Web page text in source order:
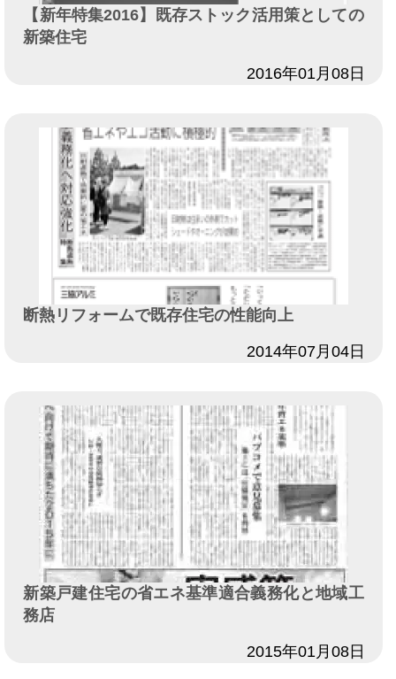
【新年特集2016】既存ストック活用策としての
新築住宅
2016年01月08日
断熱リフォームで既存住宅の性能向上
2014年07月04日
新築戸建住宅の省エネ基準適合義務化と地域工
務店
2015年01月08日